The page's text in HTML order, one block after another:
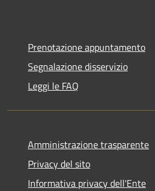
Prenotazione appuntamento
Segnalazione disservizio
Leggi le FAQ
Amministrazione trasparente
Privacy del sito
Informativa privacy dell'Ente